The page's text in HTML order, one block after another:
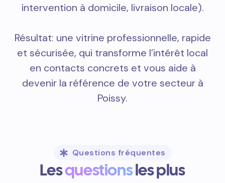
intervention à domicile, livraison locale).
Résultat: une vitrine professionnelle, rapide
et sécurisée, qui transforme l’intérêt local
en contacts concrets et vous aide à
devenir la référence de votre secteur à
Poissy.
Questions fréquentes
Lesquestionsles plus